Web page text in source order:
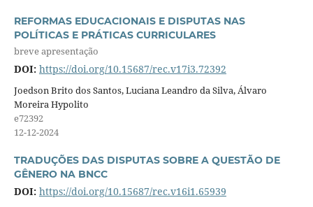
REFORMAS EDUCACIONAIS E DISPUTAS NAS
POLÍTICAS E PRÁTICAS CURRICULARES
breve apresentação
DOI: https://doi.org/10.15687/rec.v17i3.72392
Joedson Brito dos Santos, Luciana Leandro da Silva, Álvaro
Moreira Hypolito
e72392
12-12-2024
TRADUÇÕES DAS DISPUTAS SOBRE A QUESTÃO DE
GÊNERO NA BNCC
DOI: https://doi.org/10.15687/rec.v16i1.65939